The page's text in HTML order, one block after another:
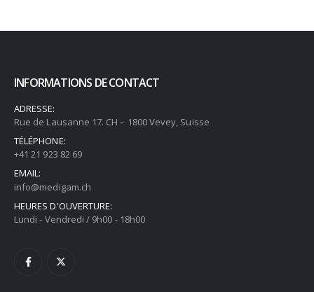
INFORMATIONS DE CONTACT
ADRESSE:
Rue de Lausanne 17. CH – 1800 Vevey, Suisse
TÉLÉPHONE:
+41 21 923 82 69
EMAIL:
info@medigam.ch
HEURES D'OUVERTURE:
Lundi - Vendredi / 9h00 - 18h00